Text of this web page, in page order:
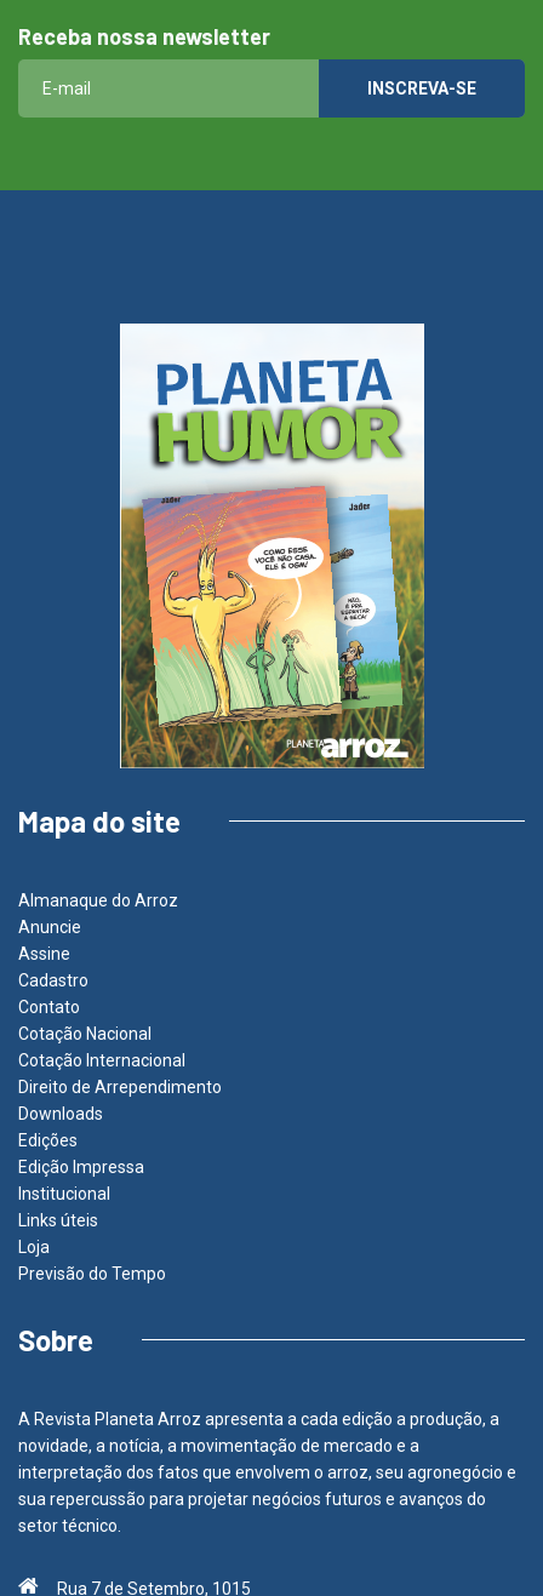
Receba nossa newsletter
Mapa do site
Almanaque do Arroz
Anuncie
Assine
Cadastro
Contato
Cotação Nacional
Cotação Internacional
Direito de Arrependimento
Downloads
Edições
Edição Impressa
Institucional
Links úteis
Loja
Previsão do Tempo
Sobre
A Revista Planeta Arroz apresenta a cada edição a produção, a
novidade, a notícia, a movimentação de mercado e a
interpretação dos fatos que envolvem o arroz, seu agronegócio e
sua repercussão para projetar negócios futuros e avanços do
setor técnico.
Rua 7 de Setembro, 1015